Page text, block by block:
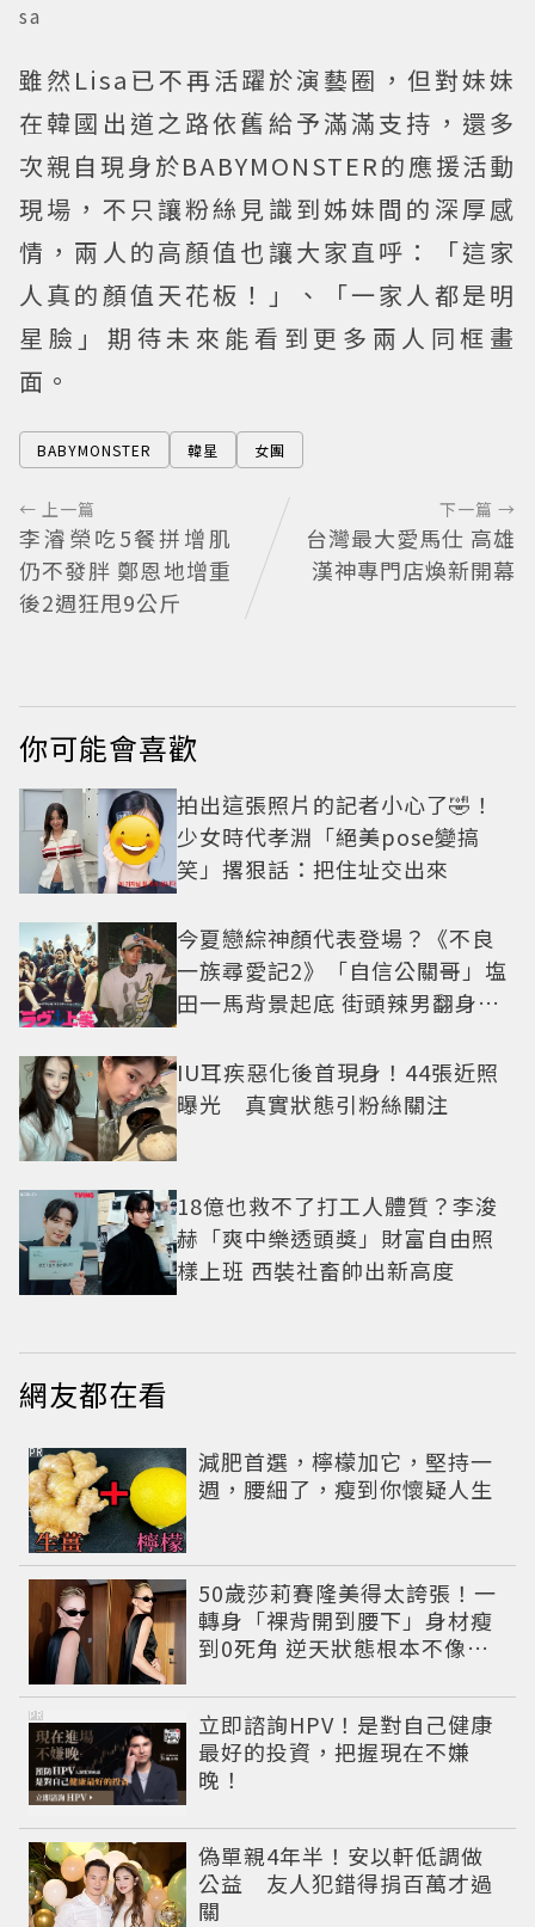
sa
雖然Lisa已不再活躍於演藝圈，但對妹妹
在韓國出道之路依舊給予滿滿支持，還多
次親自現身於BABYMONSTER的應援活動
現場，不只讓粉絲見識到姊妹間的深厚感
情，兩人的高顏值也讓大家直呼：「這家
人真的顏值天花板！」、「一家人都是明
星臉」期待未來能看到更多兩人同框畫
面。
BABYMONSTER 韓星 女團
← 上一篇
李濬榮吃5餐拼增肌
仍不發胖 鄭恩地增重
後2週狂甩9公斤
下一篇 →
台灣最大愛馬仕 高雄
漢神專門店煥新開幕
你可能會喜歡
拍出這張照片的記者小心了🤣！
少女時代孝淵「絕美pose變搞
笑」撂狠話：把住址交出來
今夏戀綜神顏代表登場？《不良
一族尋愛記2》「自信公關哥」塩
田一馬背景起底 街頭辣男翻身當
IU耳疾惡化後首現身！44張近照
曝光 真實狀態引粉絲關注
18億也救不了打工人體質？李浚
赫「爽中樂透頭獎」財富自由照
樣上班 西裝社畜帥出新高度
網友都在看
減肥首選，檸檬加它，堅持一
週，腰細了，瘦到你懷疑人生
PR
50歲莎莉賽隆美得太誇張！一
轉身「裸背開到腰下」身材瘦
到0死角 逆天狀態根本不像年
立即諮詢HPV！是對自己健康
最好的投資，把握現在不嫌
晚！
PR
偽單親4年半！安以軒低調做
公益 友人犯錯得捐百萬才過
關